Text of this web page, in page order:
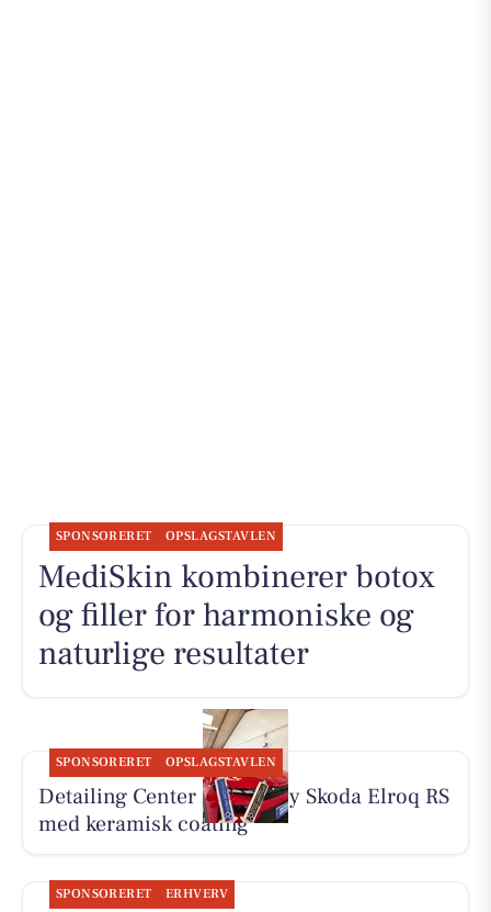
SPONSORERET OPSLAGSTAVLEN
MediSkin kombinerer botox
og filler for harmoniske og
naturlige resultater
SPONSORERET OPSLAGSTAVLEN
Detailing Center klargør ny Skoda Elroq RS
med keramisk coating
SPONSORERET ERHVERV